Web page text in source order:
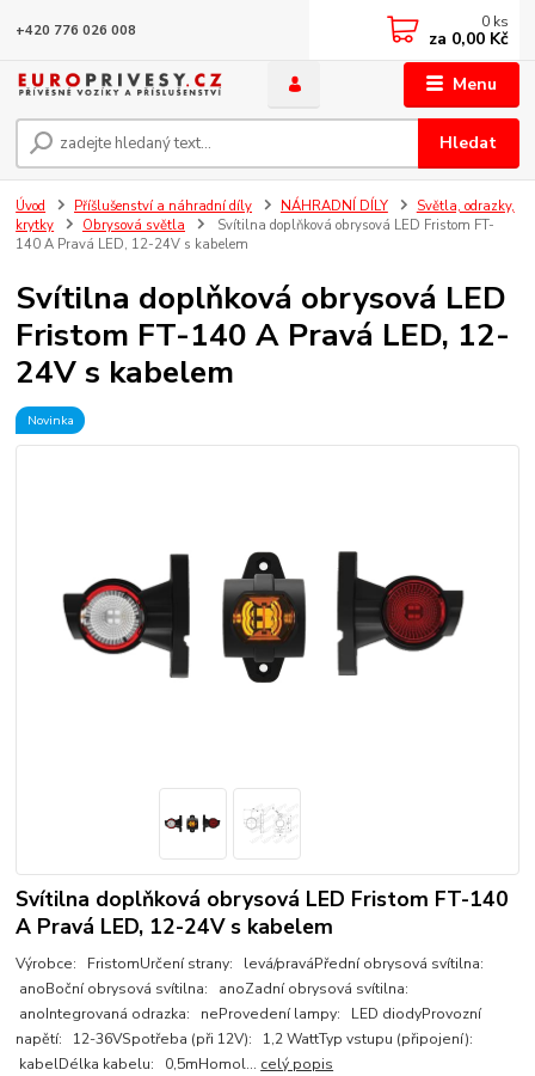
Menu
Hledat
+420 776 026 008 0 ks
za 0,00 Kč
Úvod Příšlušenství a náhradní díly NÁHRADNÍ DÍLY
Světla, odrazky,
krytky
Obrysová světla
Svítilna doplňková obrysová LED Fristom FT-
140 A Pravá LED, 12-24V s kabelem
Svítilna doplňková obrysová LED
Fristom FT-140 A Pravá LED, 12-
24V s kabelem
Novinka
Svítilna doplňková obrysová LED Fristom FT-140
A Pravá LED, 12-24V s kabelem
Výrobce: FristomUrčení strany: levá/praváPřední obrysová svítilna:
anoBoční obrysová svítilna: anoZadní obrysová svítilna:
anoIntegrovaná odrazka: neProvedení lampy: LED diodyProvozní
napětí: 12-36VSpotřeba (při 12V): 1,2 WattTyp vstupu (připojení):
kabelDélka kabelu: 0,5mHomol... celý popis